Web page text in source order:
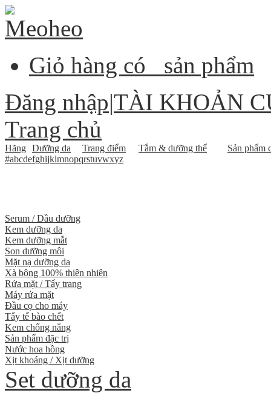
Giỏ hàng có
sản phẩm
Đăng nhập|TÀI KHOẢN
Trang chủ
Hãng Dưỡng da Trang điểm Tắm & dưỡng thể
Sản phẩm
#abcdefghijklmnopqrstuvwxyz
Serum / Dầu dưỡng
Kem dưỡng da
Kem dưỡng mắt
Son dưỡng môi
Mặt nạ dưỡng da
Xà bông 100% thiên nhiên
Rửa mặt / Tẩy trang
Máy rửa mặt
Đầu cọ cho máy
Tẩy tế bào chết
Kem chống nắng
Sản phẩm đặc trị
Nước hoa hồng
Xịt khoáng / Xịt dưỡng
Set dưỡng da